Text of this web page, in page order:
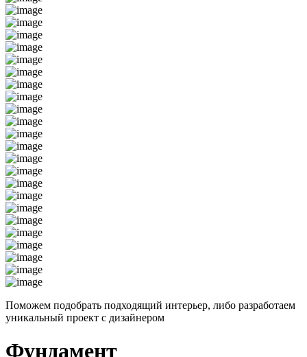
Поможем подобрать подходящий интерьер, либо разработаем
уникальный проект с дизайнером
Фундамент